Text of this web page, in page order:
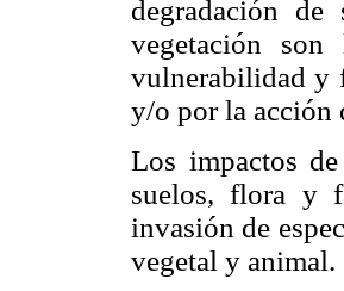
degradación
vegetación
vulnerabilidad y
y/o por la acción
Los impactos
suelos, flora y
invasión de
vegetal y animal.